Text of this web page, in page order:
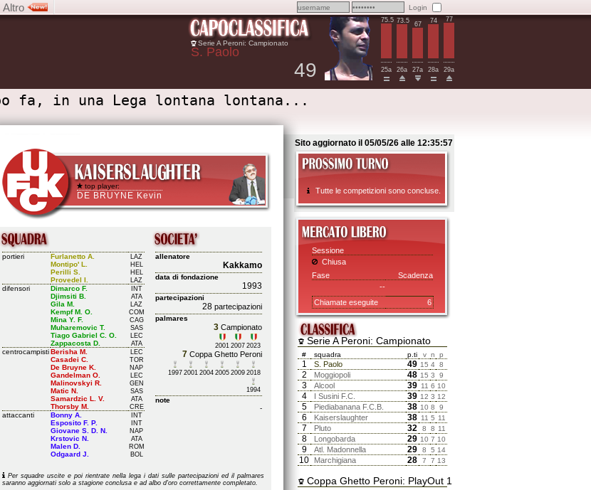
Altro Login
75.5
25a
73.5
26a
67
27a
74
28a
77
29a
Serie A Peroni: Campionato
S. Paolo
49
fa, in una Lega lontana lontana...
top player:
DE BRUYNE Kevin
portieri Furlanetto A. LAZ
Montipo' L. HEL
Perilli S. HEL
Provedel I. LAZ
difensori Dimarco F. INT
Djimsiti B. ATA
Gila M. LAZ
Kempf M. O. COM
Mina Y. F. CAG
Muharemovic T. SAS
Tiago Gabriel C. O. LEC
Zappacosta D. ATA
centrocampistiBerisha M. LEC
Casadei C. TOR
De Bruyne K. NAP
Gandelman O. LEC
Malinovskyi R. GEN
Matic N. SAS
Samardzic L. V. ATA
Thorsby M. CRE
attaccanti Bonny A. INT
Esposito F. P. INT
Giovane S. D. N. NAP
Krstovic N. ATA
Malen D. ROM
Odgaard J. BOL
allenatore
Kakkamo
data di fondazione
1993
partecipazioni
28 partecipazioni
palmares
3 Campionato
2023
2007
2001
7 Coppa Ghetto Peroni
2018
2009
2005
2004
2001
1997
1994
note
-
Per squadre uscite e poi rientrate nella lega i dati sulle partecipazioni ed il palmares
saranno aggiornati solo a stagione conclusa e ad albo d'oro correttamente completato.
Sito aggiornato il 05/05/26 alle 12:35:57
Tutte le competizioni sono concluse.
Sessione
Chiusa
Fase
Scadenza
--
Chiamate eseguite
6
Serie A Peroni: Campionato
# squadra p.ti v n p
1 S. Paolo 49 15 4 8
2 Moggiopoli 48 15 3 9
3 Alcool 39 11 6 10
4 I Susini F.C. 39 12 3 12
5 Piediabanana F.C.B. 38 10 8 9
6 Kaiserslaughter 38 11 5 11
7 Pluto 32 8 8 11
8 Longobarda 29 10 7 10
9 Atl. Madonnella 29 8 5 14
10 Marchigiana 28 7 7 13
Coppa Ghetto Peroni: PlayOut 1